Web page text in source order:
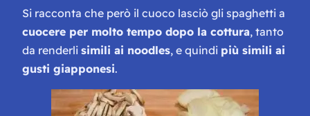
Si racconta che però il cuoco lasciò gli spaghetti a
cuocere per molto tempo dopo la cottura, tanto
da renderli simili ai noodles, e quindi più simili ai
gusti giapponesi.